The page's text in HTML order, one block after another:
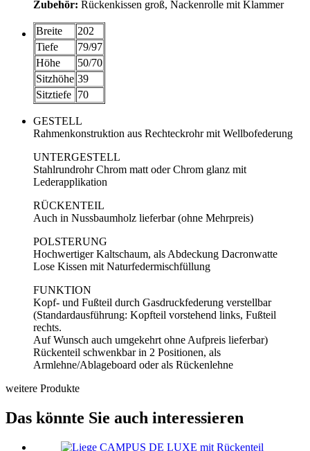
Zubehör: Rückenkissen groß, Nackenrolle mit Klammer
Breite
202
Tiefe
79/97
Höhe
50/70
Sitzhöhe 39
Sitztiefe 70
GESTELL
Rahmenkonstruktion aus Rechteckrohr mit Wellbofederung
UNTERGESTELL
Stahlrundrohr Chrom matt oder Chrom glanz mit
Lederapplikation
RÜCKENTEIL
Auch in Nussbaumholz lieferbar (ohne Mehrpreis)
POLSTERUNG
Hochwertiger Kaltschaum, als Abdeckung Dacronwatte
Lose Kissen mit Naturfedermischfüllung
FUNKTION
Kopf- und Fußteil durch Gasdruckfederung verstellbar
(Standardausführung: Kopfteil vorstehend links, Fußteil
rechts.
Auf Wunsch auch umgekehrt ohne Aufpreis lieferbar)
Rückenteil schwenkbar in 2 Positionen, als
Armlehne/Ablageboard oder als Rückenlehne
weitere Produkte
Das könnte Sie auch interessieren